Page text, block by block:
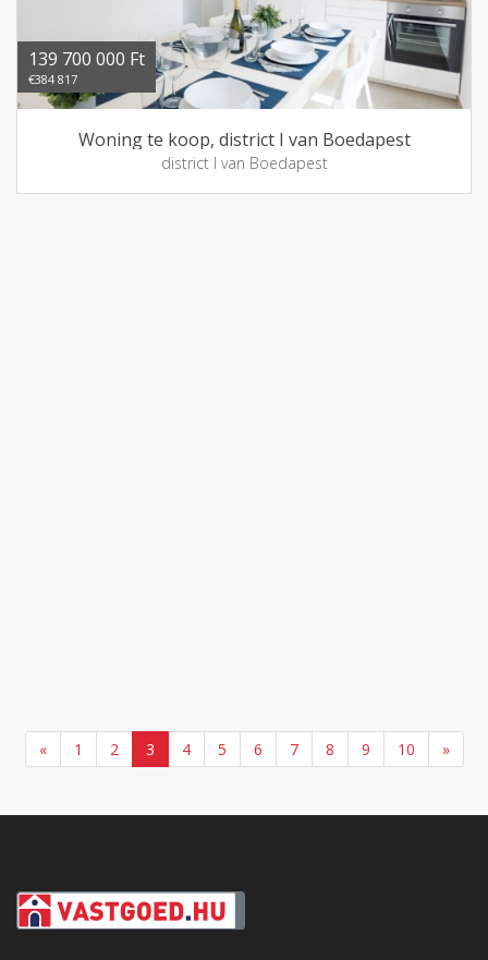
139 700 000 Ft
€384 817
Woning te koop, district I van Boedapest
district I van Boedapest
« 1 2 3 4 5 6 7 8 9 10 »